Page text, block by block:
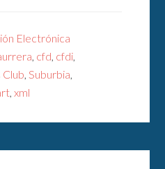
Electrónica
cfd cfdi
Club Suburbia
,xml